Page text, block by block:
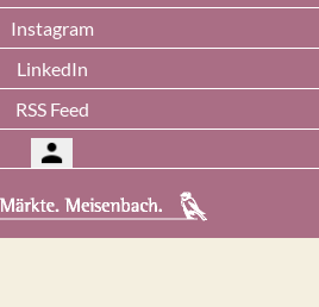
Instagram
LinkedIn
RSS Feed